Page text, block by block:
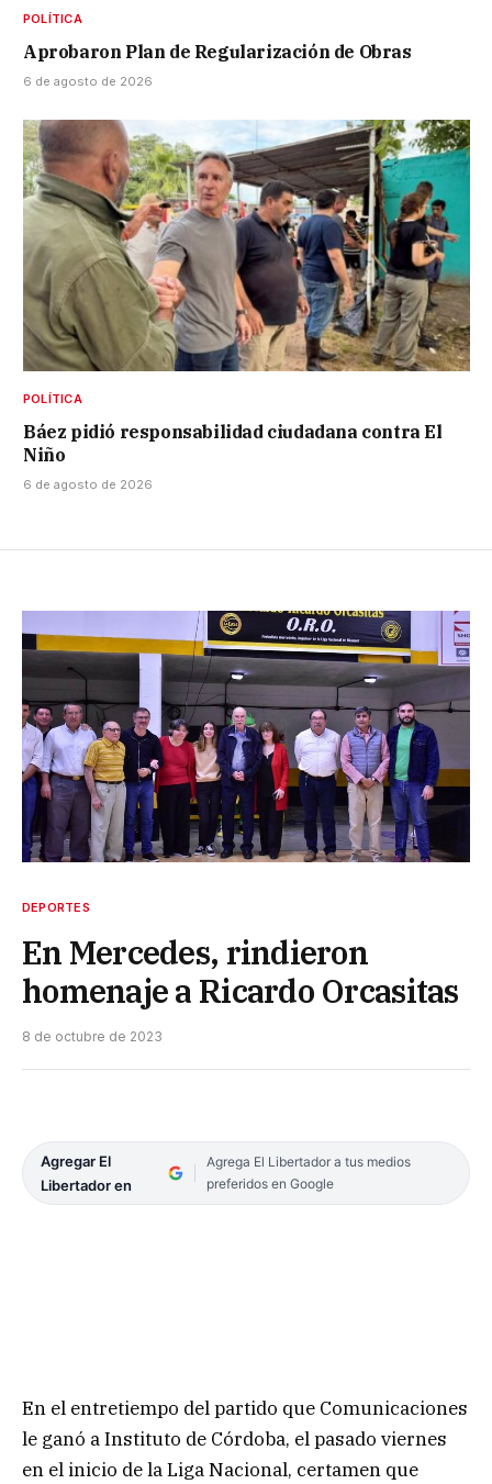
POLÍTICA
Aprobaron Plan de Regularización de Obras
6 de agosto de 2026
POLÍTICA
Báez pidió responsabilidad ciudadana contra El
Niño
6 de agosto de 2026
DEPORTES
En Mercedes, rindieron
homenaje a Ricardo Orcasitas
8 de octubre de 2023
Agregar El
Libertador en
Agrega El Libertador a tus medios
preferidos en Google
En el entretiempo del partido que Comunicaciones
le ganó a Instituto de Córdoba, el pasado viernes
en el inicio de la Liga Nacional, certamen que